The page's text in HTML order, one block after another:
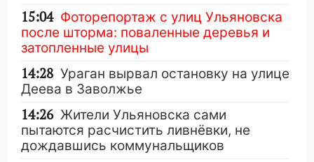
15:04 Фоторепортаж с улиц Ульяновска
после шторма: поваленные деревья и
затопленные улицы
14:28 Ураган вырвал остановку на улице
Деева в Заволжье
14:26 Жители Ульяновска сами
пытаются расчистить ливнёвки, не
дождавшись коммунальщиков